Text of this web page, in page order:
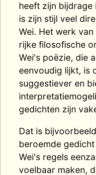
heeft zijn bijdrage
is zijn stijl veel
Wei. Het werk
rijke filosofische
Wei's poëzie, die
eenvoudig lijkt, is
suggestiever en
gedichten zijn
Dat is
beroemde
Wei's regels
voelbaar maken,